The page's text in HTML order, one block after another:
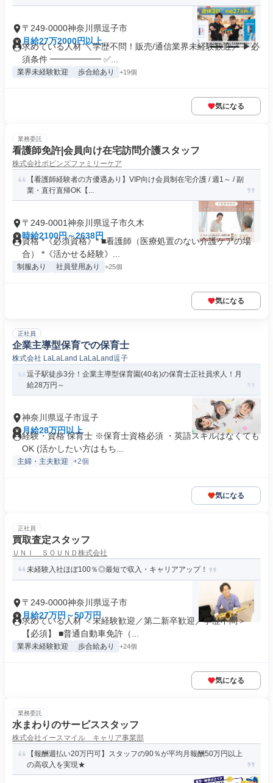
〒249-0000神奈川県逗子市
月給27万2000円以上
求めている人材 ＼学歴不問！販売/通信業界未経験歓迎／ ▶必
須条件 ━━━━━━ ✅...
業界未経験歓迎 歩合給あり +19個
気になる
業務委託
看護師免許|会員向け在宅訪問介護スタッフ
株式会社ポピンズファミリーケア
【看護師経験者の方優遇あり】VIP向け会員制在宅介護 / 週1～ / 副
業・直行直帰OK【...
〒249-0001神奈川県逗子市久木
時給2100円～2638円
資格 *《必須資格》* ■看護師（医療処置のない介護ケアの場
合） *《活かせる経験》...
制服あり 社員登用あり +25個
気になる
正社員
企業主導型保育での保育士
株式会社 LaLaLand LaLaLand逗子
逗子駅徒歩3分！企業主導型保育園(40名)の保育士正社員求人！月
給28万円～
神奈川県逗子市逗子
月給28万円以上
経験・資格 保育士 ※保育士資格必須 ・英語スキルはなくても
OK (活かしたい方はもち...
主婦・主夫歓迎 +2個
気になる
正社員
買取査定スタッフ
ＵＮＩ ＳＯＵＮＤ株式会社
未経験入社ほぼ100％◎最短で収入・キャリアアップ！
〒249-0000神奈川県逗子市
月給27万円～50万円
求めている人材 ＜未経験歓迎／第二新卒歓迎／学歴不問＞
【必須】 ■普通自動車免許（...
業界未経験歓迎 歩合給あり +24個
気になる
業務委託
水まわりのサービススタッフ
株式会社イースマイル キャリア事業部
【報酬週払い20万円可】スタッフの90％が平均月報酬50万円以上
の高収入を実現★